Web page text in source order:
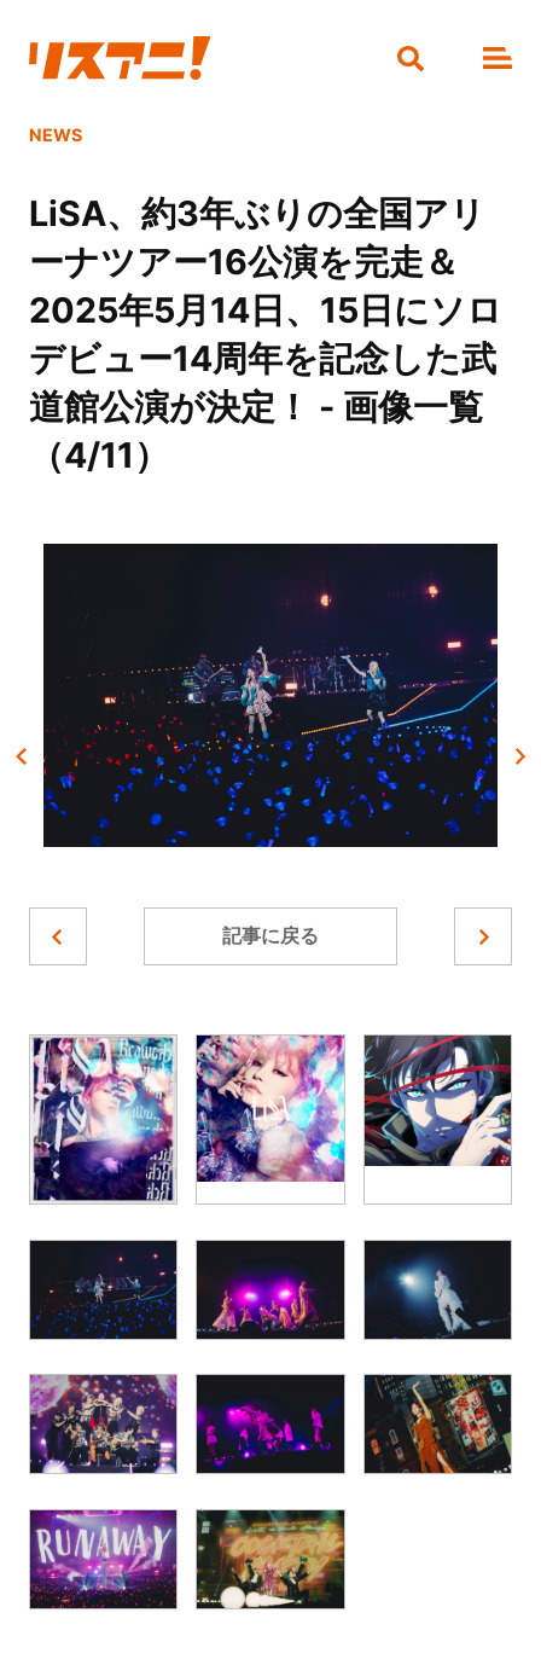
NEWS
LiSA、約3年ぶりの全国アリ
ーナツアー16公演を完走＆
2025年5月14日、15日にソロ
デビュー14周年を記念した武
道館公演が決定！ - 画像一覧
（4/11）
記事に戻る